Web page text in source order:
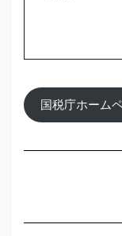
国税庁ホーム